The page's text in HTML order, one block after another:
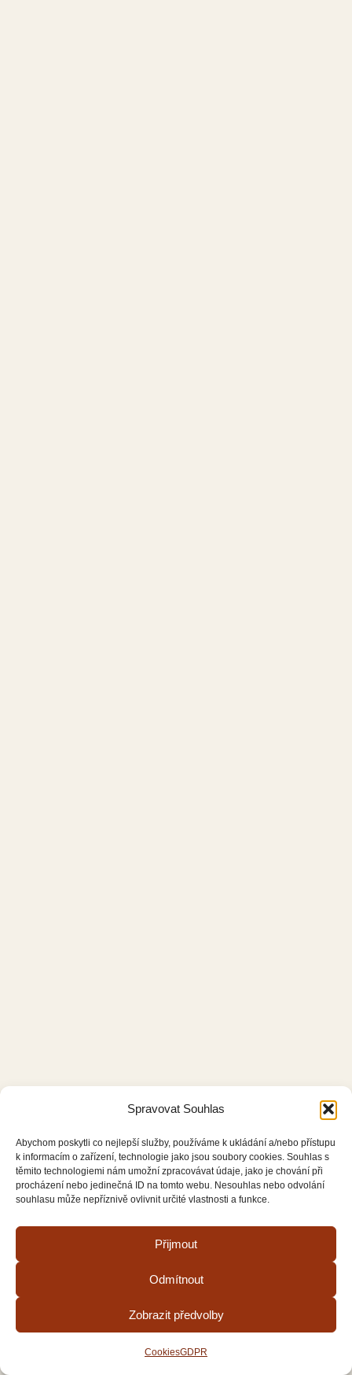
Spravovat Souhlas
Abychom poskytli co nejlepší služby, používáme k ukládání a/nebo přístupu
k informacím o zařízení, technologie jako jsou soubory cookies. Souhlas s
těmito technologiemi nám umožní zpracovávat údaje, jako je chování při
procházení nebo jedinečná ID na tomto webu. Nesouhlas nebo odvolání
souhlasu může nepříznivě ovlivnit určité vlastnosti a funkce.
Přijmout
Odmítnout
Zobrazit předvolby
CookiesGDPR